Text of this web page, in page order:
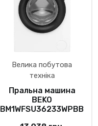
Велика побутова
техніка
Пральна машина
BEKO
BM1WFSU36233WPBB